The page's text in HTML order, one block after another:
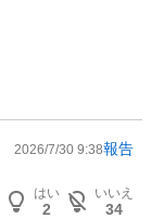
2026/7/30 9:38報告
はい
2
いいえ
34